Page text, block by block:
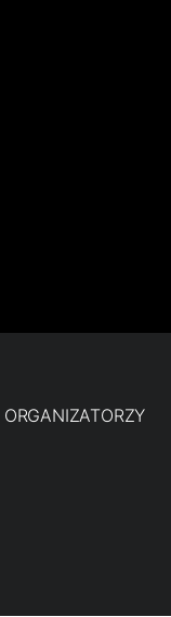
ORGANIZATORZY